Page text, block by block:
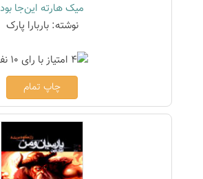
میک هارته این‌جا بود
نوشته: باربارا پارک
چاپ تمام